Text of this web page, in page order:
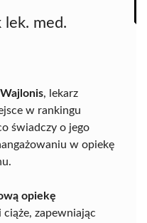
lek. med.
, lekarz
w rankingu
świadczy o jego
w opiekę
opiekę
zapewniając